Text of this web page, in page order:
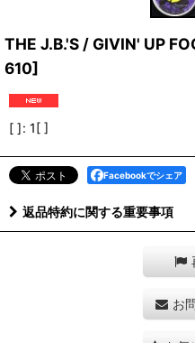
THE J.B.'S / GIVIN' UP
610]
[ ]: 1[ ]
Facebookでシェア
返品特約に関する重要事項
お